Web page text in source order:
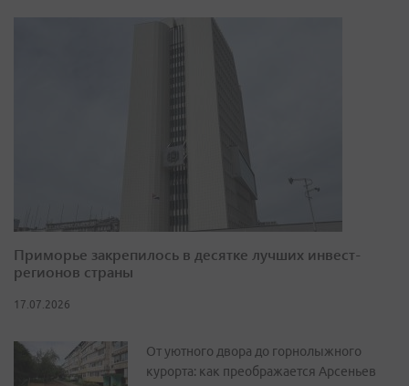
Приморье закрепилось в десятке лучших инвест-
регионов страны
17.07.2026
От уютного двора до горнолыжного
курорта: как преображается Арсеньев